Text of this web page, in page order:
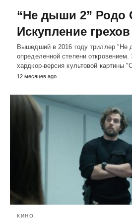
“Не дыши 2” Родо
Искупление грехов
Вышедший в 2016 году триллер "Не
определенной степени
хардкор-версия культовой картины
12 месяцев ago
КИНО